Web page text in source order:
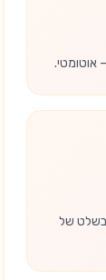
אוטומטי.
בשלט של